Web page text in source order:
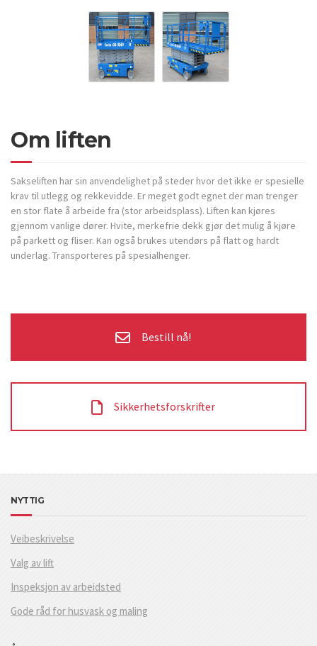
Om liften
Sakseliften har sin anvendelighet på steder hvor det ikke er spesielle
krav til utlegg og rekkevidde. Er meget godt egnet der man trenger
en stor flate å arbeide fra (stor arbeidsplass). Liften kan kjøres
gjennom vanlige dører. Hvite, merkefrie dekk gjør det mulig å kjøre
på parkett og fliser. Kan også brukes utendørs på flatt og hardt
underlag. Transporteres på spesialhenger.
Bestill nå!
Sikkerhetsforskrifter
NYTTIG
Veibeskrivelse
Valg av lift
Inspeksjon av arbeidsted
Gode råd for husvask og maling